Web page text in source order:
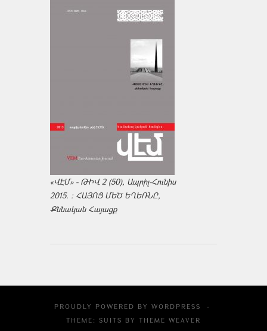
«ՎԷՄ» - ԹԻՎ 2 (50), Ապրիլ-Հունիս
2015. : ՀԱՅՈՑ ՄԵԾ ԵՂԵՌՆԸ,
Քննական Հայացք
PROUDLY POWERED BY WORDPRESS
·
THEME: SUITS BY THEME WEAVER